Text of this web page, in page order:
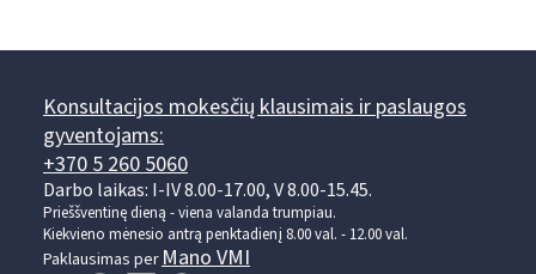
Konsultacijos mokesčių klausimais ir paslaugos
gyventojams:
+370 5 260 5060
Darbo laikas: I-IV 8.00-17.00, V 8.00-15.45.
Prieššventinę dieną - viena valanda trumpiau.
Kiekvieno mėnesio antrą penktadienį 8.00 val. - 12.00 val.
Paklausimas per Mano VMI